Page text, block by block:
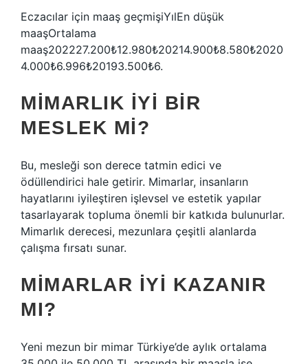
Eczacılar için maaş geçmişiYılEn düşük
maaşOrtalama
maaş202227.200₺12.980₺20214.900₺8.580₺2020
4.000₺6.996₺20193.500₺6.
MIMARLIK IYI BIR
MESLEK MI?
Bu, mesleği son derece tatmin edici ve
ödüllendirici hale getirir. Mimarlar, insanların
hayatlarını iyileştiren işlevsel ve estetik yapılar
tasarlayarak topluma önemli bir katkıda bulunurlar.
Mimarlık derecesi, mezunlara çeşitli alanlarda
çalışma fırsatı sunar.
MIMARLAR IYI KAZANIR
MI?
Yeni mezun bir mimar Türkiye’de aylık ortalama